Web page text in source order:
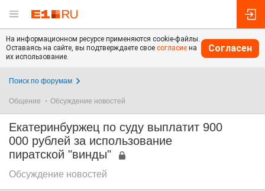
На информационном ресурсе применяются cookie-файлы.
Оставаясь на сайте, вы подтверждаете свое согласие на
их использование.
Согласен
Поиск по форумам
Общение Обсуждение новостей
Екатеринбуржец по суду выплатит 900
000 рублей за использование
пиратской "винды"
Обсуждение новостей